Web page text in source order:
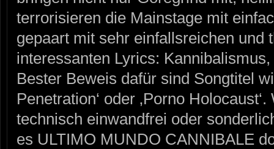
terrorisieren die Mainstage mit
gepaart mit sehr einfallsreichen und
interessanten Lyrics:
Bester Beweis dafür sind Songtitel
Penetration‘ oder ‚Porno
technisch einwandfrei oder
es ULTIMO MUNDO CANNIBALE